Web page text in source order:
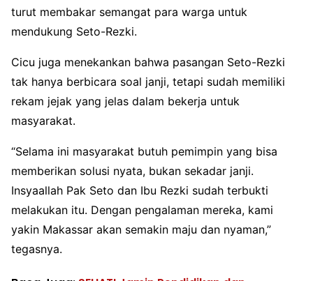
turut membakar semangat para warga untuk
mendukung Seto-Rezki.
Cicu juga menekankan bahwa pasangan Seto-Rezki
tak hanya berbicara soal janji, tetapi sudah memiliki
rekam jejak yang jelas dalam bekerja untuk
masyarakat.
“Selama ini masyarakat butuh pemimpin yang bisa
memberikan solusi nyata, bukan sekadar janji.
Insyaallah Pak Seto dan Ibu Rezki sudah terbukti
melakukan itu. Dengan pengalaman mereka, kami
yakin Makassar akan semakin maju dan nyaman,”
tegasnya.